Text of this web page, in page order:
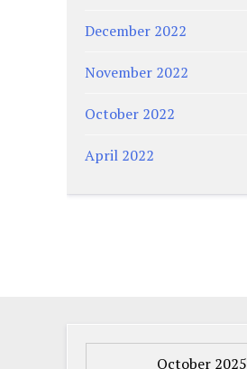
December 2022
November 2022
October 2022
April 2022
October 2025